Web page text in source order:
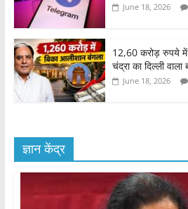
June 18, 2026
12,60 करोड़ रुपये में
चंद्रा का दिल्ली वाला
June 18, 2026
ज्ञान केंद्र